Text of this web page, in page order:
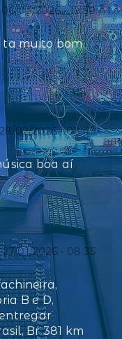
06/03/2026 • 15:39
ta muito bom
28/02/2026 • 08:43
boa aí
27/01/2026 • 08:35
B e D,
Br 381 km